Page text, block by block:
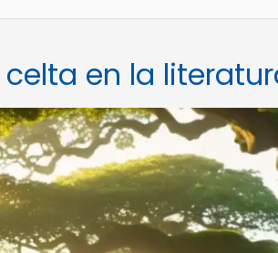
en la